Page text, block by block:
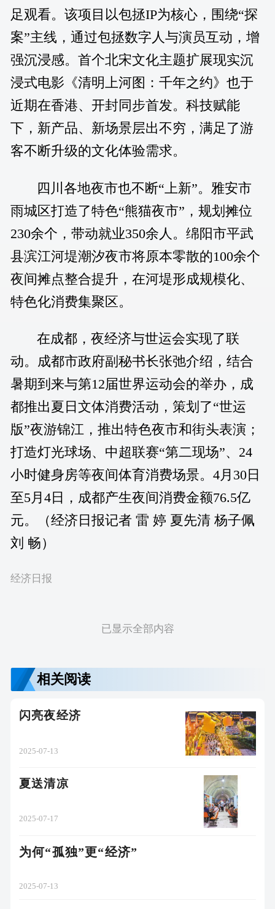
足观看。该项目以包拯IP为核心，围绕“探
案”主线，通过包拯数字人与演员互动，增
强沉浸感。首个北宋文化主题扩展现实沉
浸式电影《清明上河图：千年之约》也于
近期在香港、开封同步首发。科技赋能
下，新产品、新场景层出不穷，满足了游
客不断升级的文化体验需求。
四川各地夜市也不断“上新”。雅安市
雨城区打造了特色“熊猫夜市”，规划摊位
230余个，带动就业350余人。绵阳市平武
县滨江河堤潮汐夜市将原本零散的100余个
夜间摊点整合提升，在河堤形成规模化、
特色化消费集聚区。
在成都，夜经济与世运会实现了联
动。成都市政府副秘书长张弛介绍，结合
暑期到来与第12届世界运动会的举办，成
都推出夏日文体消费活动，策划了“世运
版”夜游锦江，推出特色夜市和街头表演；
打造灯光球场、中超联赛“第二现场”、24
小时健身房等夜间体育消费场景。4月30日
至5月4日，成都产生夜间消费金额76.5亿
元。（经济日报记者 雷 婷 夏先清 杨子佩
刘 畅）
经济日报
已显示全部内容
相关阅读
闪亮夜经济
2025-07-13
夏送清凉
2025-07-17
为何“孤独”更“经济”
2025-07-13